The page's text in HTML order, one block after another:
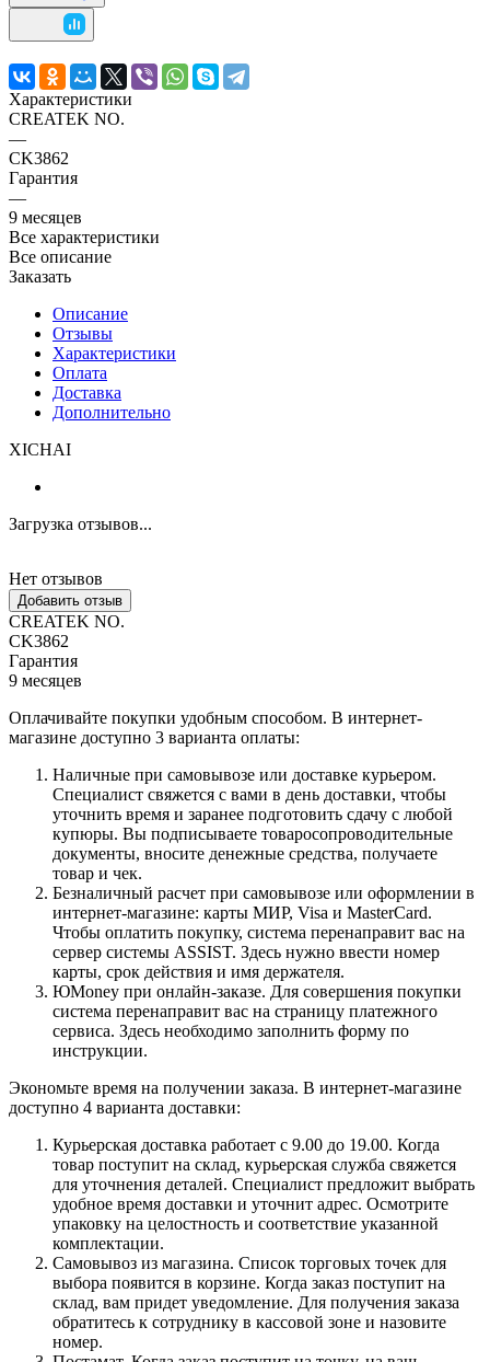
Характеристики
CREATEK NO.
—
CK3862
Гарантия
—
9 месяцев
Все характеристики
Все описание
Заказать
Описание
Отзывы
Характеристики
Оплата
Доставка
Дополнительно
XICHAI
Загрузка отзывов...
Нет отзывов
Добавить отзыв
CREATEK NO.
CK3862
Гарантия
9 месяцев
Оплачивайте покупки удобным способом. В интернет-
магазине доступно 3 варианта оплаты:
Наличные при самовывозе или доставке курьером.
Специалист свяжется с вами в день доставки, чтобы
уточнить время и заранее подготовить сдачу с любой
купюры. Вы подписываете товаросопроводительные
документы, вносите денежные средства, получаете
товар и чек.
Безналичный расчет при самовывозе или оформлении в
интернет-магазине: карты МИР, Visa и MasterCard.
Чтобы оплатить покупку, система перенаправит вас на
сервер системы ASSIST. Здесь нужно ввести номер
карты, срок действия и имя держателя.
ЮMoney при онлайн-заказе. Для совершения покупки
система перенаправит вас на страницу платежного
сервиса. Здесь необходимо заполнить форму по
инструкции.
Экономьте время на получении заказа. В интернет-магазине
доступно 4 варианта доставки:
Курьерская доставка работает с 9.00 до 19.00. Когда
товар поступит на склад, курьерская служба свяжется
для уточнения деталей. Специалист предложит выбрать
удобное время доставки и уточнит адрес. Осмотрите
упаковку на целостность и соответствие указанной
комплектации.
Самовывоз из магазина. Список торговых точек для
выбора появится в корзине. Когда заказ поступит на
склад, вам придет уведомление. Для получения заказа
обратитесь к сотруднику в кассовой зоне и назовите
номер.